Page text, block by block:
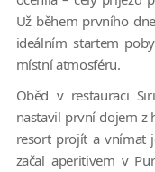
Už během prvního
ideálním startem
místní atmosféru.
Oběd v restauraci
nastavil první dojem z
resort projít a vnímat
začal aperitivem v